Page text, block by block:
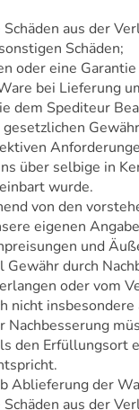
aus der
Schäden;
oder eine
bei Lieferung
dem Spediteur
über selbige in
wurde.
von den
eigenen
und
durch
oder vom
nicht
den Erfüllungsort
Ablieferung der
aus der